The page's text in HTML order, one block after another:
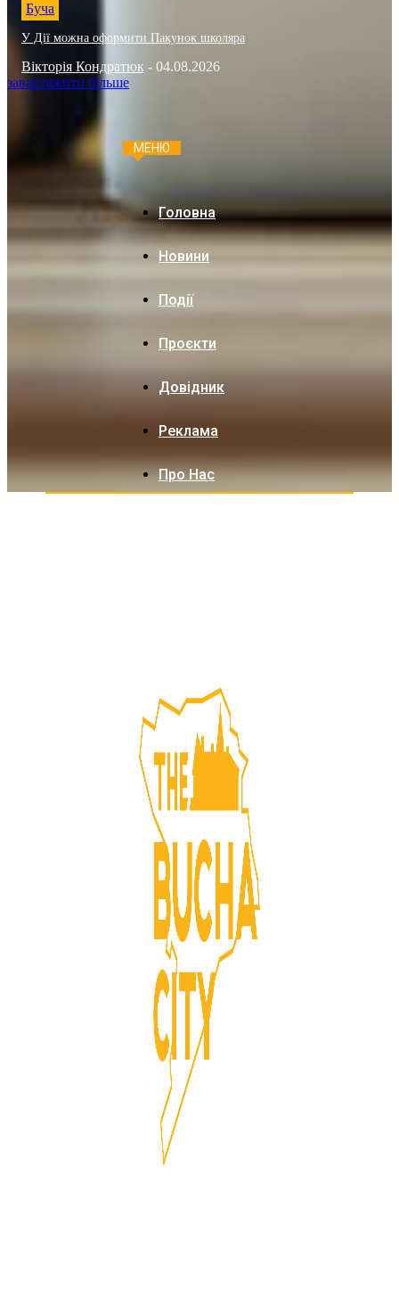
Буча
У Дії можна оформити Пакунок школяра
Вікторія Кондратюк - 04.08.2026
завантажити більше
МЕНЮ
Головна
Новини
Події
Проєкти
Довідник
Реклама
Про Нас